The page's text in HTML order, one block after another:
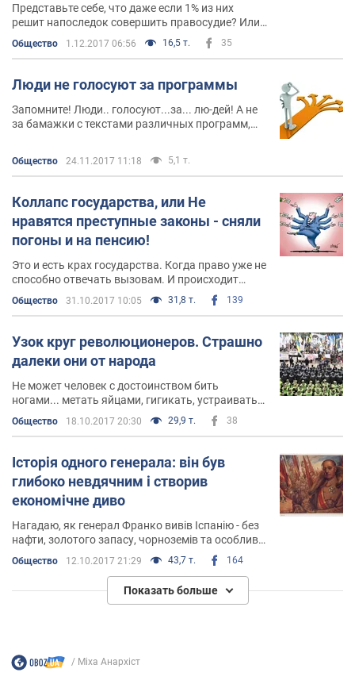
Представьте себе, что даже если 1% из них
решит напоследок совершить правосудие? Или
выразить протест против тех или иных топ
чиновников?
Общество 1.12.2017 06:56 16,5 т. 35
Люди не голосуют за программы
Запомните! Люди.. голосуют...за... лю-дей! А не
за бамажки с текстами различных программ,
Общество 24.11.2017 11:18 5,1 т.
Коллапс государства, или Не
нравятся преступные законы - сняли
погоны и на пенсию!
Это и есть крах государства. Когда право уже не
способно отвечать вызовам. И происходит
заполнение правового вакуума беспределом
чиновников
Общество 31.10.2017 10:05 31,8 т. 139
Узок круг революционеров. Страшно
далеки они от народа
Не может человек с достоинством бить
ногами... метать яйцами, гигикать, устраивать
коридоры позора и плеваться, как верблюды...
Это в первую очередь неуважение самих себя
Общество 18.10.2017 20:30 29,9 т. 38
Історія одного генерала: він був
глибоко невдячним і створив
економічне диво
Нагадаю, як генерал Франко вивів Іспанію - без
нафти, золотого запасу, чорноземів та особливої
наснаги молоді до освіти - у віце-чемпіони світу з
економічного зростання
Общество 12.10.2017 21:29 43,7 т. 164
Показать больше
Міха Анархіст